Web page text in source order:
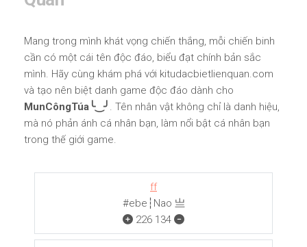
Mang trong mình khát vọng chiến thắng, mỗi chiến binh
cần có một cái tên độc đáo, biểu đạt chính bản sắc
mình. Hãy cùng khám phá với kitudacbietlienquan.com
và tạo nên biệt danh game độc đáo dành cho
MunCôngTúa╰‿╯ . Tên nhân vật không chỉ là danh hiệu,
mà nó phản ánh cá nhân bạn, làm nổi bật cá nhân bạn
trong thế giới game.
ff
#ebe┆Nao 亗
226 134